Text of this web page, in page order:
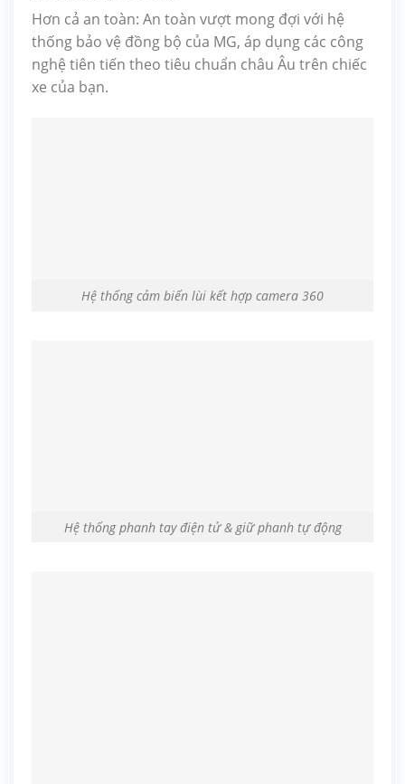
Hơn cả an toàn: An toàn vượt mong đợi với hệ
thống bảo vệ đồng bộ của MG, áp dụng các công
nghệ tiên tiến theo tiêu chuẩn châu Âu trên chiếc
xe của bạn.
Hệ thống cảm biến lùi kết hợp camera 360
Hệ thống phanh tay điện tử & giữ phanh tự động